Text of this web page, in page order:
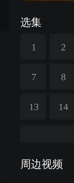
选集
1 2
7 8
13 14
周边视频